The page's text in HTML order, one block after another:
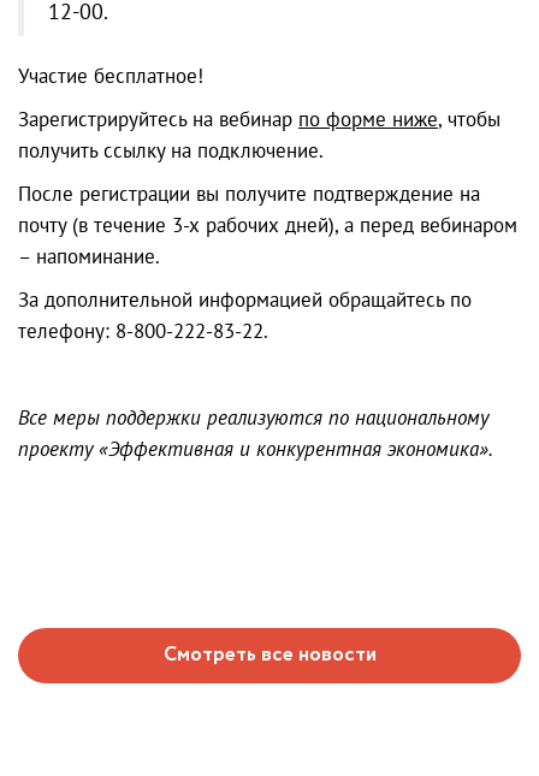
12-00.
Участие бесплатное!
Зарегистрируйтесь на вебинар по форме ниже, чтобы
получить ссылку на подключение.
После регистрации вы получите подтверждение на
почту (в течение 3-х рабочих дней), а перед вебинаром
– напоминание.
За дополнительной информацией обращайтесь по
телефону: 8-800-222-83-22.
Все меры поддержки реализуются по национальному
проекту «Эффективная и конкурентная экономика».
Смотреть все новости